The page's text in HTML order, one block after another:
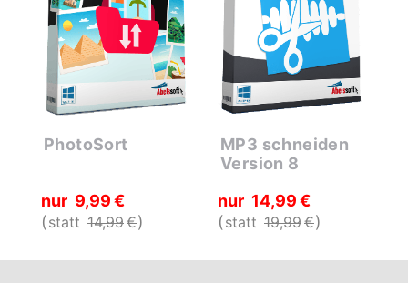
PhotoSort
nur 9 99€
statt 14 99€
MP3 schneiden
Version 8
nur 14 99€
statt 19 99€